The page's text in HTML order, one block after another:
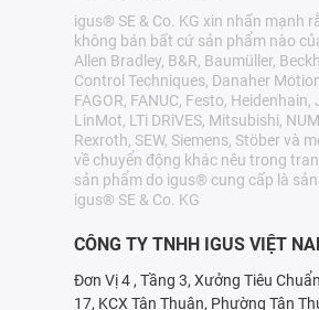
igus® SE & Co. KG xin nhấn mạnh
không bán bất cứ sản phẩm nào
Allen Bradley, B&R, Baumüller,
Control Techniques, Danaher
FAGOR, FANUC, Festo, Heidenhain,
LinMot, LTi DRiVES, Mitsubishi,
Rexroth, SEW, Siemens, Stöber và
về chuyển động khác nêu trong
sản phẩm do igus® cung cấp là
igus® SE & Co. KG
CÔNG TY TNHH IGUS VIỆT
Đơn Vị 4 , Tầng 3, Xưởng Tiêu
17, KCX Tân Thuận, Phường Tân